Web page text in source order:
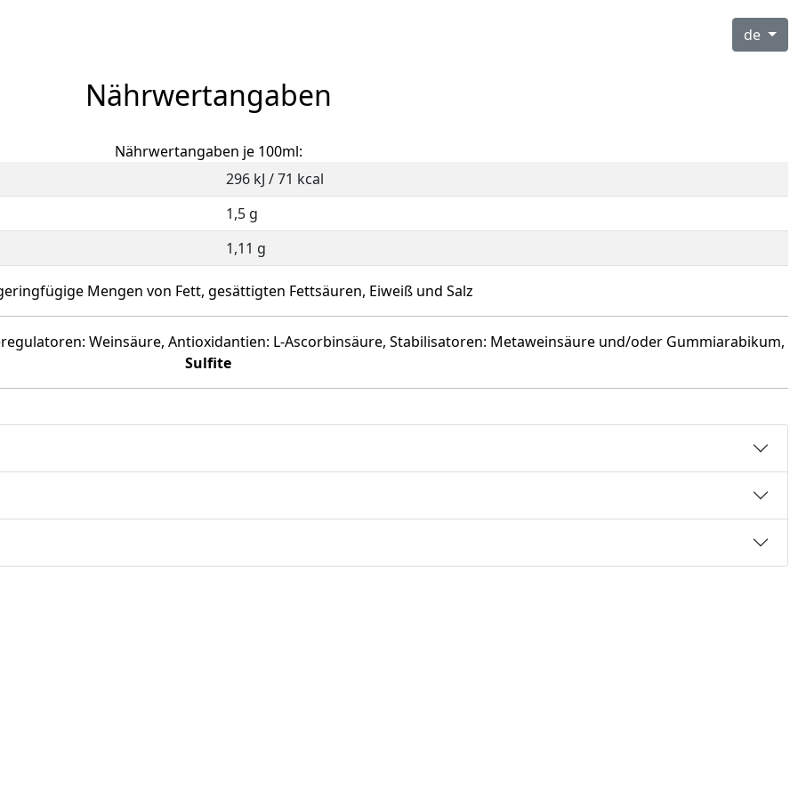
de
Nährwertangaben
Nährwertangaben je 100ml:
296 kJ / 71 kcal
1,5 g
1,11 g
Mengen von Fett, gesättigten Fettsäuren, Eiweiß und Salz
Weinsäure, Antioxidantien: L-Ascorbinsäure, Stabilisatoren: Metaweinsäure und/oder Gummiarabikum,
Sulfite